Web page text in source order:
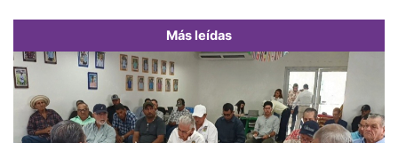
Más leídas